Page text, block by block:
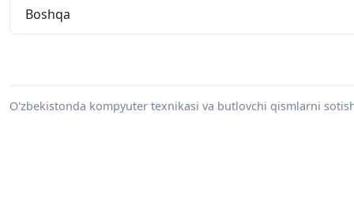
Boshqa
O'zbekistonda kompyuter texnikasi va butlovchi qismlarni